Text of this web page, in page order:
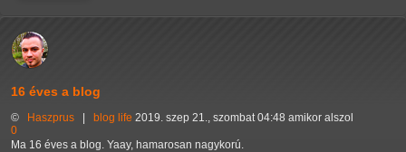
16 éves a blog
© Haszprus | blog life 2019. szep 21., szombat 04:48 amikor alszol
0
Ma 16 éves a blog. Yaay, hamarosan nagykorú.